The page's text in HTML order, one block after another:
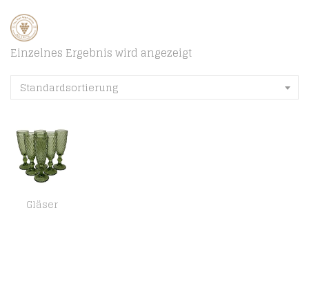
Einzelnes Ergebnis wird angezeigt
Standardsortierung
Gläser